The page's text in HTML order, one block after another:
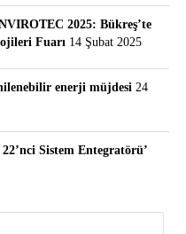
2025: Bükreş’te
Fuarı 14 Şubat 2025
enerji müjdesi 24
Sistem Entegratörü’